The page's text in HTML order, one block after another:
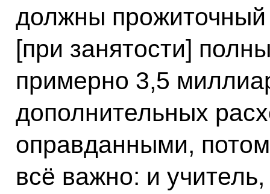
должны
[при занятости]
примерно 3,5
дополнительных
оправданными,
всё важно: и